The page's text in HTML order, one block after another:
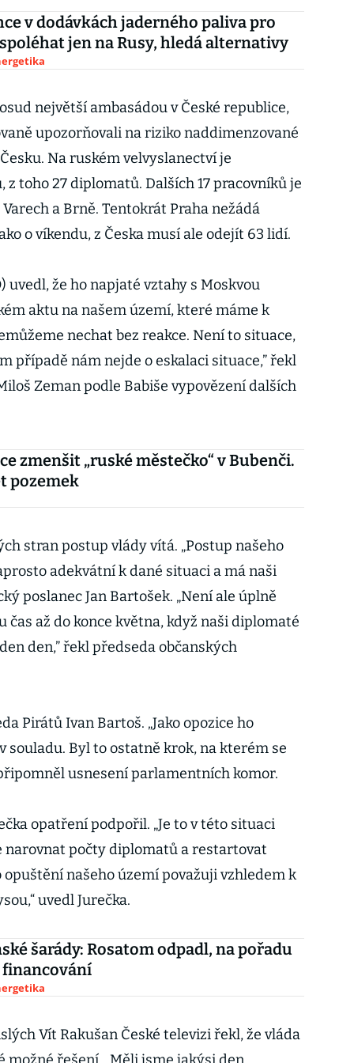
v dodávkách jaderného paliva pro
jen na Rusy, hledá alternativy
největší ambasádou v České republice,
upozorňovali na riziko naddimenzované
Na ruském velvyslanectví je
toho 27 diplomatů. Dalších 17 pracovníků je
a Brně. Tentokrát Praha nežádá
o víkendu, z Česka musí ale odejít 63 lidí.
uvedl, že ho napjaté vztahy s Moskvou
aktu na našem území, které máme k
nechat bez reakce. Není to situace,
případě nám nejde o eskalaci situace,” řekl
Zeman podle Babiše vypovězení dalších
zmenšit „ruské městečko“ v Bubenči.
pozemek
stran postup vlády vítá. „Postup našeho
adekvátní k dané situaci a má naši
poslanec Jan Bartošek. „Není ale úplně
čas až do konce května, když naši diplomaté
den,” řekl předseda občanských
Pirátů Ivan Bartoš. „Jako opozice ho
souladu. Byl to ostatně krok, na kterém se
usnesení parlamentních komor.
opatření podpořil. „Je to v této situaci
narovnat počty diplomatů a restartovat
našeho území považuji vzhledem k
uvedl Jurečka.
šarády: Rosatom odpadl, na pořadu
financování
Vít Rakušan České televizi řekl, že vláda